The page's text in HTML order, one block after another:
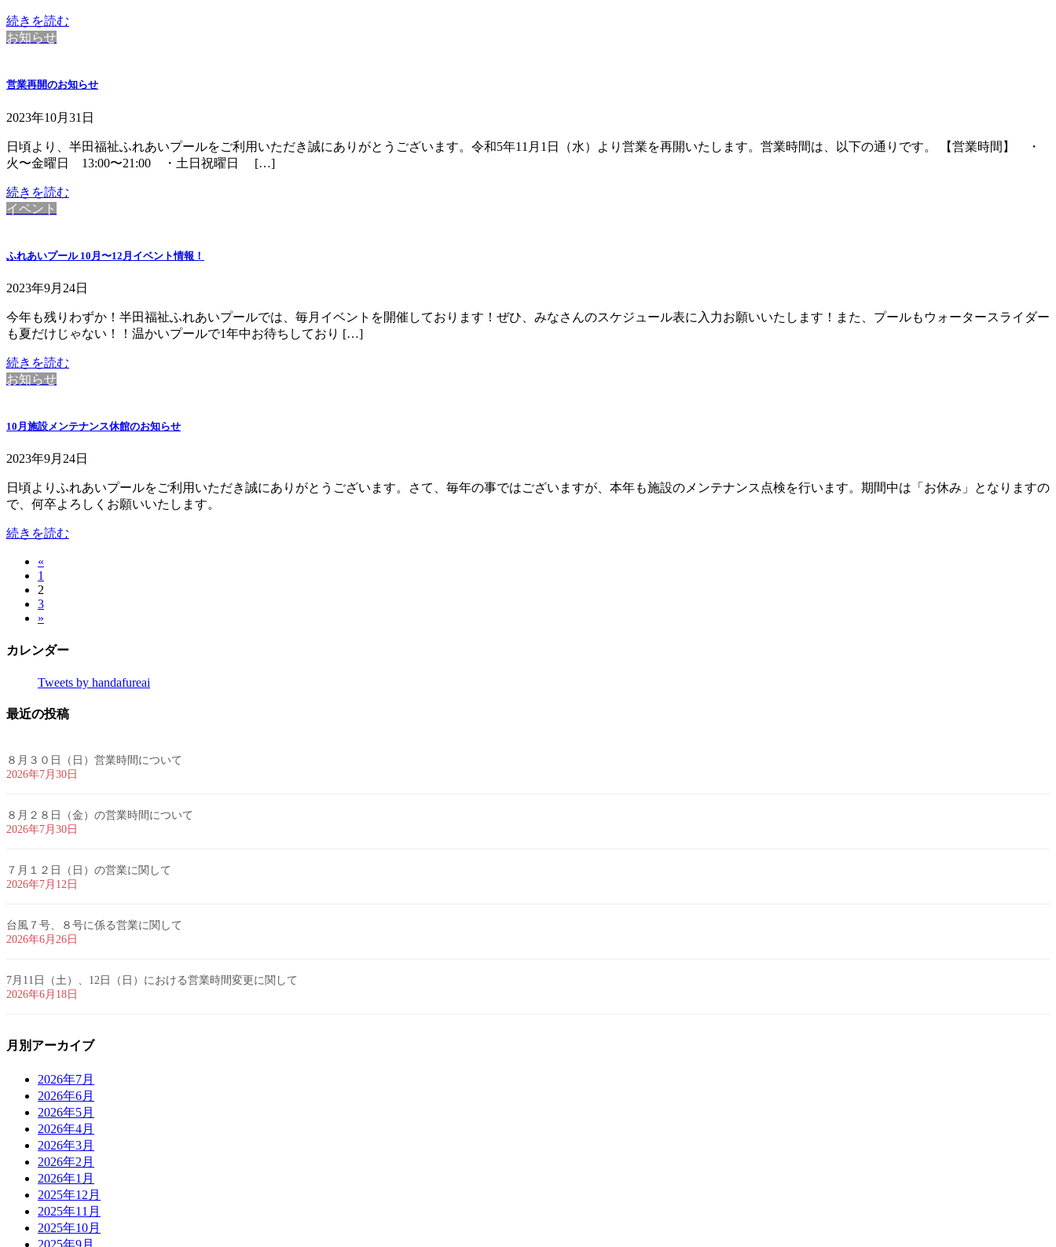
続きを読む
お知らせ
営業再開のお知らせ
2023年10月31日
日頃より、半田福祉ふれあいプールをご利用いただき誠にありがとうございます。令和5年11月1日（水）より営業を再開いたします。営業時間は、以下の通りです。 【営業時間】 ・
火〜金曜日 13:00〜21:00 ・土日祝曜日 […]
続きを読む
イベント
ふれあいプール 10月〜12月イベント情報！
2023年9月24日
今年も残りわずか！半田福祉ふれあいプールでは、毎月イベントを開催しております！ぜひ、みなさんのスケジュール表に入力お願いいたします！また、プールもウォータースライダー
も夏だけじゃない！！温かいプールで1年中お待ちしており […]
続きを読む
お知らせ
10月施設メンテナンス休館のお知らせ
2023年9月24日
日頃よりふれあいプールをご利用いただき誠にありがとうございます。さて、毎年の事ではございますが、本年も施設のメンテナンス点検を行います。期間中は「お休み」となりますの
で、何卒よろしくお願いいたします。
続きを読む
ペ
送
«
固
定
ペ
ー
1
固
定
ペ
ジ
2
固
定
ー
3
»
カレンダー
Tweets by handafureai
最近の投稿
８月３０日（日）営業時間について
2026年7月30日
８月２８日（金）の営業時間について
2026年7月30日
７月１２日（日）の営業に関して
2026年7月12日
台風７号、８号に係る営業に関して
2026年6月26日
7月11日（土）、12日（日）における営業時間変更に関して
2026年6月18日
月別アーカイブ
2026年7月
2026年6月
2026年5月
2026年4月
2026年3月
2026年2月
2026年1月
2025年12月
2025年11月
2025年10月
2025年9月